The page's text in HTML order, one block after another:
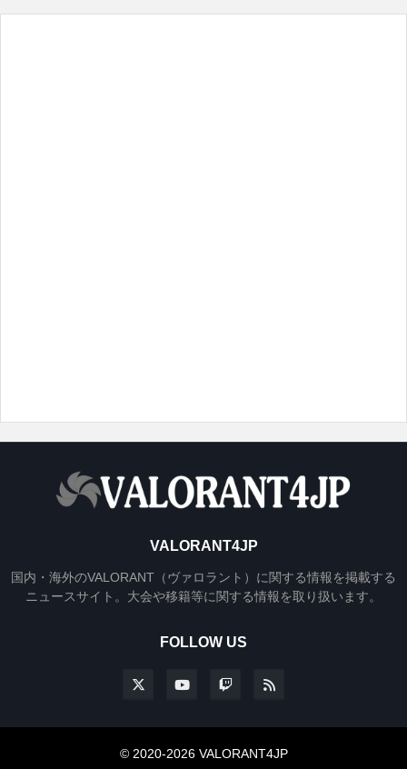
VALORANT4JP
国内・海外のVALORANT（ヴァロラント）に関する情報を掲載する
ニュースサイト。大会や移籍等に関する情報を取り扱います。
FOLLOW US
© 2020-2026 VALORANT4JP